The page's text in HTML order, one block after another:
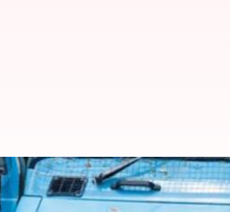
భద్రతా మండలి